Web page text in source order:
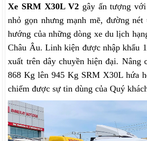
Xe SRM X30L V2 gây ấn tượng
nhỏ gọn nhưng mạnh mẽ, đường nét
hướng của những dòng xe du lịch
Châu Âu. Linh kiện được nhập khẩu
xuất trên dây chuyền hiện đại. Nâng
868 Kg lên 945 Kg SRM X30L hứa
chiếm được sự tin dùng của Quý